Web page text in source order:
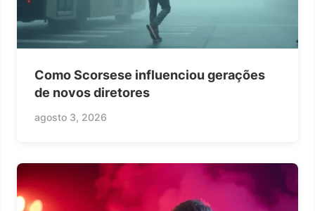
Como Scorsese influenciou gerações
de novos diretores
agosto 3, 2026